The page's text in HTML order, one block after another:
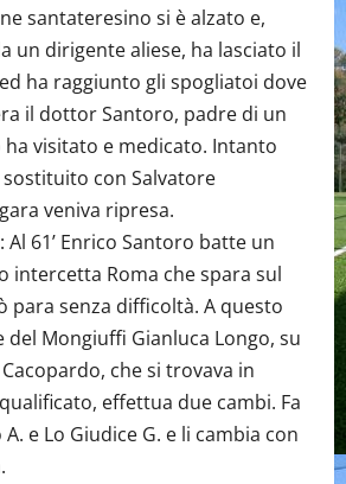
santateresino si è alzato e,
un dirigente aliese, ha lasciato il
ha raggiunto gli spogliatoi dove
il dottor Santoro, padre di un
ha visitato e medicato. Intanto
con Salvatore
veniva ripresa.
Al 61’ Enrico Santoro batte un
intercetta Roma che spara sul
para senza difficoltà. A questo
Mongiuffi Gianluca Longo, su
che si trovava in
effettua due cambi. Fa
e Lo Giudice G. e li cambia con